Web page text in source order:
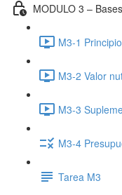
MODULO 3 –
M3-1
M3-2 Valor
M3-3
M3-4
Tarea M3